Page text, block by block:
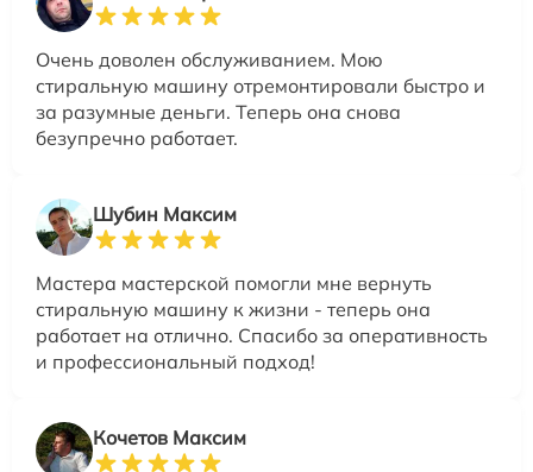
Очень доволен обслуживанием. Мою
стиральную машину отремонтировали быстро и
за разумные деньги. Теперь она снова
безупречно работает.
Шубин Максим
Мастера мастерской помогли мне вернуть
стиральную машину к жизни - теперь она
работает на отлично. Спасибо за оперативность
и профессиональный подход!
Кочетов Максим